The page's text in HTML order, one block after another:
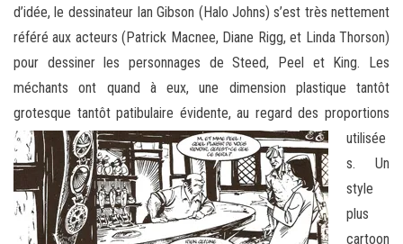
d’idée, le dessinateur Ian Gibson (Halo Johns) s’est très nettement
référé aux acteurs (Patrick Macnee, Diane Rigg, et Linda Thorson)
pour dessiner les personnages de Steed, Peel et King. Les
méchants ont quand à eux, une dimension plastique tantôt
grotesque tantôt patibulaire évidente, au regard des proportions
utilisée
s. Un
style
plus
cartoon